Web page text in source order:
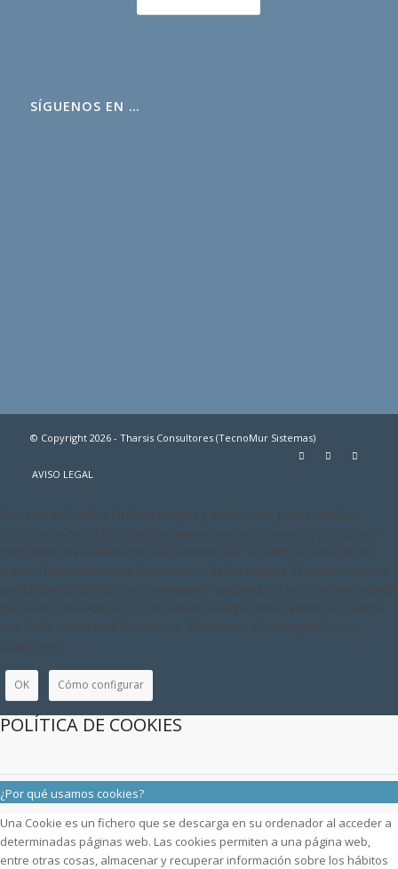
SÍGUENOS EN …
© Copyright 2026 - Tharsis Consultores (TecnoMur Sistemas)
AVISO LEGAL
Este sitio web utiliza Cookies propias y de terceros, para recopilar
información con la finalidad de mejorar nuestros servicios y mostrarle
publicidad relacionada con sus preferencias. Si continua navegando,
supone la aceptación de la instalación de las mismas. El usuario tiene la
posibilidad de configurar su navegador pudiendo, si así lo desea, impedir
que sean instaladas en su disco duro, aunque deberá tener en cuenta
que dicha acción podrá ocasionar dificultades de navegación de la
página web.
OK Cómo configurar
POLÍTICA DE COOKIES
¿Por qué usamos cookies?
Una Cookie es un fichero que se descarga en su ordenador al acceder a
determinadas páginas web. Las cookies permiten a una página web,
entre otras cosas, almacenar y recuperar información sobre los hábitos